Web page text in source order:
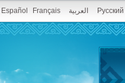
Español Français العربية Русский